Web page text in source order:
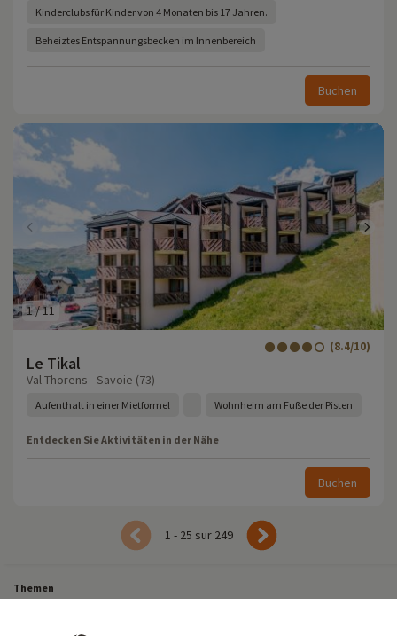
Kinderclubs für Kinder von 4 Monaten bis 17 Jahren.
Beheiztes Entspannungsbecken im Innenbereich
Buchen
1/11
Le Tikal
(8.4/10)
Val Thorens - Savoie (73)
Aufenthalt in einer Mietformel Wohnheim am Fuße der Pisten
Entdecken Sie Aktivitäten in der Nähe
Buchen
1 - 25 sur 249
Themen